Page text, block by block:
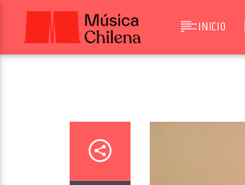
INICIO